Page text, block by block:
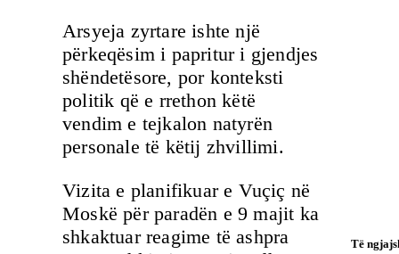
Arsyeja zyrtare ishte një
përkeqësim i papritur i gjendjes
shëndetësore, por konteksti
politik që e rrethon këtë
vendim e tejkalon natyrën
personale të këtij zhvillimi.
Vizita e planifikuar e Vuçiç në
Moskë për paradën e 9 majit ka
shkaktuar reagime të ashpra
Të